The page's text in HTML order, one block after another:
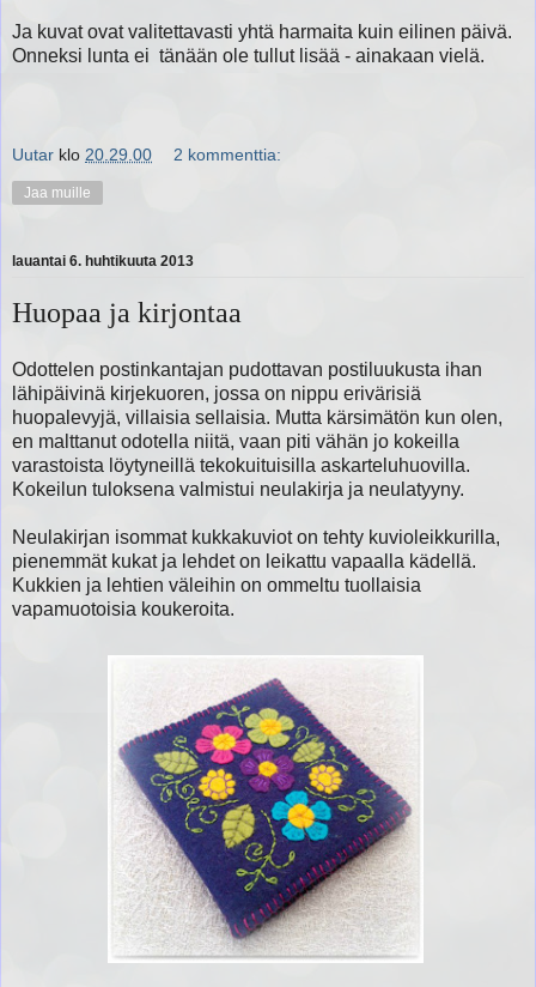
Ja kuvat ovat valitettavasti yhtä harmaita kuin eilinen päivä.
Onneksi lunta ei tänään ole tullut lisää - ainakaan vielä.
Uutar klo 20.29.00 2 kommenttia:
Jaa muille
lauantai 6. huhtikuuta 2013
Huopaa ja kirjontaa
Odottelen postinkantajan pudottavan postiluukusta ihan
lähipäivinä kirjekuoren, jossa on nippu erivärisiä
huopalevyjä, villaisia sellaisia. Mutta kärsimätön kun olen,
en malttanut odotella niitä, vaan piti vähän jo kokeilla
varastoista löytyneillä tekokuituisilla askarteluhuovilla.
Kokeilun tuloksena valmistui neulakirja ja neulatyyny.
Neulakirjan isommat kukkakuviot on tehty kuvioleikkurilla,
pienemmät kukat ja lehdet on leikattu vapaalla kädellä.
Kukkien ja lehtien väleihin on ommeltu tuollaisia
vapamuotoisia koukeroita.